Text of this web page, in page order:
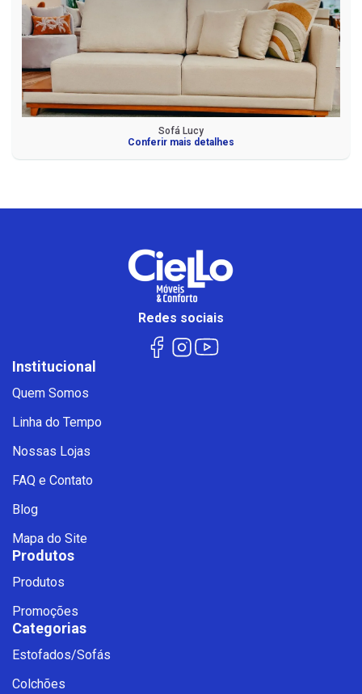
Sofá Lucy
Conferir mais detalhes
Redes sociais
Institucional
Quem Somos
Linha do Tempo
Nossas Lojas
FAQ e Contato
Blog
Mapa do Site
Produtos
Produtos
Promoções
Categorias
Estofados/Sofás
Colchões